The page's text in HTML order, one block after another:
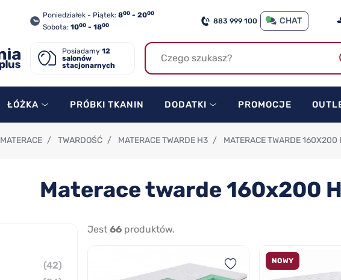
Poniedziałek - Piątek: 800 - 2000
Sobota: 1000 - 1800 883 999 100 CHAT
Posiadamy 12
salonów
stacjonarnych
ŁÓŻKA PRÓBKI TKANIN DODATKI PROMOCJE
MATERACE / TWARDOŚĆ / MATERACE TWARDE H3 / MATERACE TWARDE 160X200
Materace twarde 160x200
(42)
Jest 66 produktów.
NOWY